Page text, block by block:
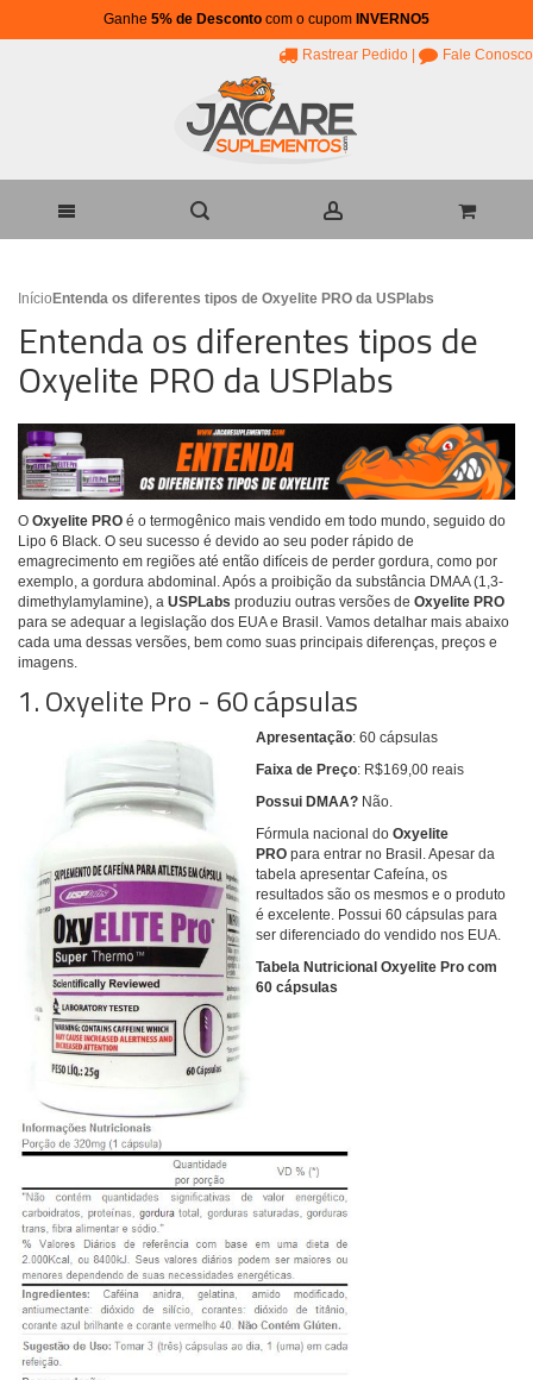
Ganhe 5% de Desconto com o cupom INVERNO5
Rastrear Pedido Fale Conosco
InícioEntenda os diferentes tipos de Oxyelite PRO da USPlabs
Entenda os diferentes tipos de
Oxyelite PRO da USPlabs
O Oxyelite PRO é o termogênico mais vendido em todo mundo, seguido do
Lipo 6 Black. O seu sucesso é devido ao seu poder rápido de
emagrecimento em regiões até então difíceis de perder gordura, como por
exemplo, a gordura abdominal. Após a proibição da substância DMAA (1,3-
dimethylamylamine), a USPLabs produziu outras versões de Oxyelite PRO
para se adequar a legislação dos EUA e Brasil. Vamos detalhar mais abaixo
cada uma dessas versões, bem como suas principais diferenças, preços e
imagens.
1. Oxyelite Pro - 60 cápsulas
Apresentação: 60 cápsulas
Faixa de Preço: R$169,00 reais
Possui DMAA? Não.
Fórmula nacional do Oxyelite
PRO para entrar no Brasil. Apesar da
tabela apresentar Cafeína, os
resultados são os mesmos e o produto
é excelente. Possui 60 cápsulas para
ser diferenciado do vendido nos EUA.
Tabela Nutricional Oxyelite Pro com
60 cápsulas